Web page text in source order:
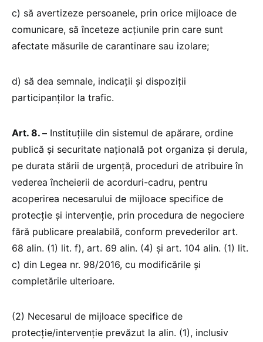
c) să avertizeze persoanele, prin orice mijloace de
comunicare, să înceteze acțiunile prin care sunt
afectate măsurile de carantinare sau izolare;
d) să dea semnale, indicații și dispoziții
participanților la trafic.
Art. 8. – Instituțiile din sistemul de apărare, ordine
publică și securitate națională pot organiza și derula,
pe durata stării de urgență, proceduri de atribuire în
vederea încheierii de acorduri-cadru, pentru
acoperirea necesarului de mijloace specifice de
protecție și intervenție, prin procedura de negociere
fără publicare prealabilă, conform prevederilor art.
68 alin. (1) lit. f), art. 69 alin. (4) și art. 104 alin. (1) lit.
c) din Legea nr. 98/2016, cu modificările și
completările ulterioare.
(2) Necesarul de mijloace specifice de
protecție/intervenție prevăzut la alin. (1), inclusiv